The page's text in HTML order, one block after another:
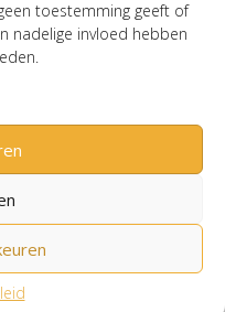
toestemming geeft of
nadelige invloed hebben
Cookiebeleid (EU)
made by